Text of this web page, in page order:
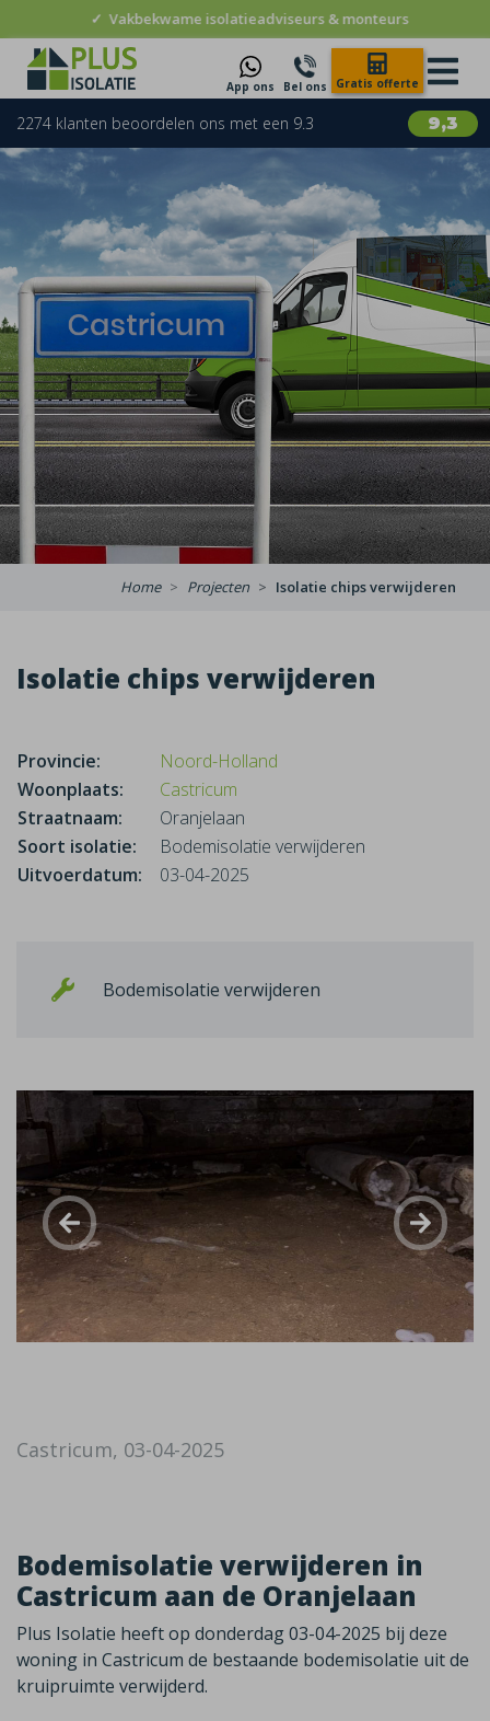
✓ Vakbekwame isolatieadviseurs & monteurs
App ons Bel ons Gratis offerte
9,3
2274 klanten beoordelen ons met een 9.3
Home Projecten Isolatie chips verwijderen
Isolatie chips verwijderen
Provincie:
Noord-Holland
Woonplaats:
Castricum
Straatnaam:
Oranjelaan
Soort isolatie:
Bodemisolatie verwijderen
Uitvoerdatum:
03-04-2025
Bodemisolatie verwijderen
Castricum, 03-04-2025
Bodemisolatie verwijderen in
Castricum aan de Oranjelaan
Plus Isolatie heeft op donderdag 03-04-2025 bij deze
woning in Castricum de bestaande bodemisolatie uit de
kruipruimte verwijderd.